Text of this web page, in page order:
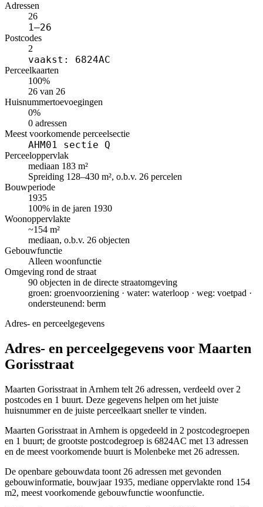
Adressen
26
1–26
Postcodes
2
vaakst: 6824AC
Perceelkaarten
100%
26 van 26
Huisnummertoevoegingen
0%
0 adressen
Meest voorkomende perceelsectie
AHM01 sectie Q
Perceeloppervlak
mediaan 183 m²
Spreiding 128–430 m², o.b.v. 26 percelen
Bouwperiode
1935
100% in de jaren 1930
Woonoppervlakte
~154 m²
mediaan, o.b.v. 26 objecten
Gebouwfunctie
Alleen woonfunctie
Omgeving rond de straat
90 objecten in de directe straatomgeving
groen: groenvoorziening · water: waterloop · weg: voetpad ·
ondersteunend: berm
Adres- en perceelgegevens
Adres- en perceelgegevens voor Maarten
Gorisstraat
Maarten Gorisstraat in Arnhem telt 26 adressen, verdeeld over 2
postcodes en 1 buurt. Deze gegevens helpen om het juiste
huisnummer en de juiste perceelkaart sneller te vinden.
Maarten Gorisstraat in Arnhem is opgedeeld in 2 postcodegroepen
en 1 buurt; de grootste postcodegroep is 6824AC met 13 adressen
en de meest voorkomende buurt is Molenbeke met 26 adressen.
De openbare gebouwdata toont 26 adressen met gevonden
gebouwinformatie, bouwjaar 1935, mediane oppervlakte rond 154
m2, meest voorkomende gebouwfunctie woonfunctie.